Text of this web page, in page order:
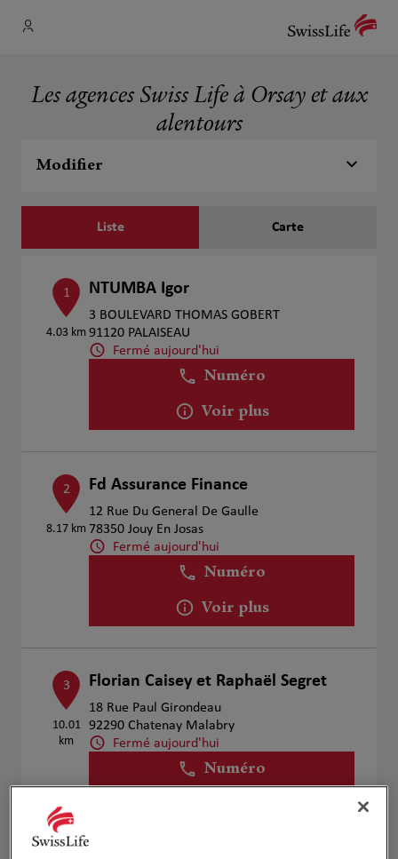
Les agences Swiss Life à Orsay et aux
alentours
Modifier
Liste Carte
1
4.03 km
NTUMBA Igor
3 BOULEVARD THOMAS GOBERT
91120 PALAISEAU
Fermé aujourd'hui
Numéro
Voir plus
2
8.17 km
Fd Assurance Finance
12 Rue Du General De Gaulle
78350 Jouy En Josas
Fermé aujourd'hui
Numéro
Voir plus
3
10.01
km
Florian Caisey et Raphaël Segret
18 Rue Paul Girondeau
92290 Chatenay Malabry
Fermé aujourd'hui
Numéro